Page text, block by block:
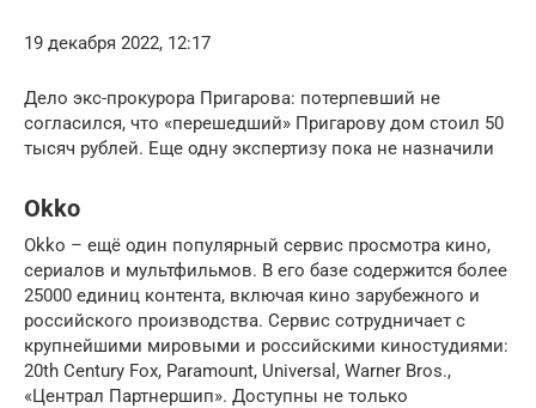
19 декабря 2022, 12:17
Дело экс-прокурора Пригарова: потерпевший не
согласился, что «перешедший» Пригарову дом стоил 50
тысяч рублей. Еще одну экспертизу пока не назначили
Okko
Okko – ещё один популярный сервис просмотра кино,
сериалов и мультфильмов. В его базе содержится более
25000 единиц контента, включая кино зарубежного и
российского производства. Сервис сотрудничает с
крупнейшими мировыми и российскими киностудиями:
20th Century Fox, Paramount, Universal, Warner Bros.,
«Централ Партнершип». Доступны не только